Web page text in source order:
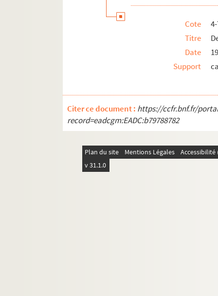
La jeune fille Violaine (1962 ;
Caligula (1962 ; tournée)
La jeune fille Violaine (1962 ; tournée)
L'avare (1962-1963 ; tournée)
George Dandin (1963 ; Septeuil)
Le barbier de Séville (1963 ; Nangis)
Cote
Titre
Date
Support
Citer ce document : https://ccfr.bnf.fr/
record=eadcgm:EADC:b79788782
Plan du site Mentions Légales
v 31.1.0